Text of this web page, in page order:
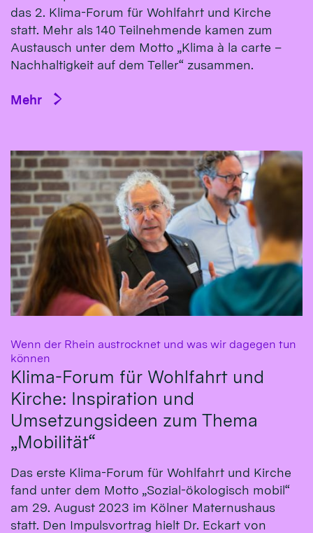
das 2. Klima-Forum für Wohlfahrt und Kirche
statt. Mehr als 140 Teilnehmende kamen zum
Austausch unter dem Motto „Klima à la carte –
Nachhaltigkeit auf dem Teller“ zusammen.
Mehr
Wenn der Rhein austrocknet und was wir dagegen tun
können
Klima-Forum für Wohlfahrt und
Kirche: Inspiration und
Umsetzungsideen zum Thema
„Mobilität“
Das erste Klima-Fo­rum für Wohl­fahrt und Kirche
fand un­ter dem Mot­to „So­zial-öko­logisch mo­bil“
am 29. Au­gust 2023 im Köl­ner Ma­ternus­haus
statt. Den Impulsvortrag hielt Dr. Eckart von